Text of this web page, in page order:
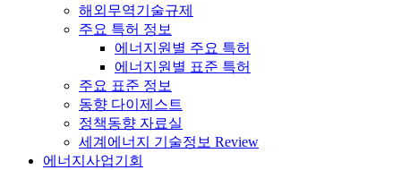
해외무역기술규제
주요 특허 정보
에너지원별 주요 특허
에너지원별 표준 특허
주요 표준 정보
동향 다이제스트
정책동향 자료실
세계에너지 기술정보 Review
에너지사업기회